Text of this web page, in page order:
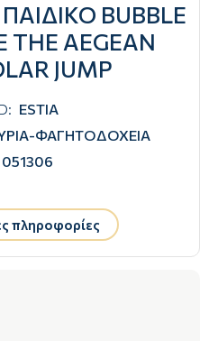
BUBBLE
THE AEGEAN
JUMP
ESTIA
ΦΑΓΗΤΟΔΟΧΕΙΑ
051306
πληροφορίες